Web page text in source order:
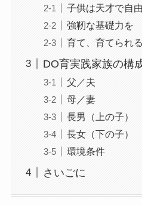
子供は天才で自由
強靭な基礎力を
育て、育てられる
DO育実践家族の構
父／夫
母／妻
長男（上の子）
長女（下の子）
環境条件
さいごに